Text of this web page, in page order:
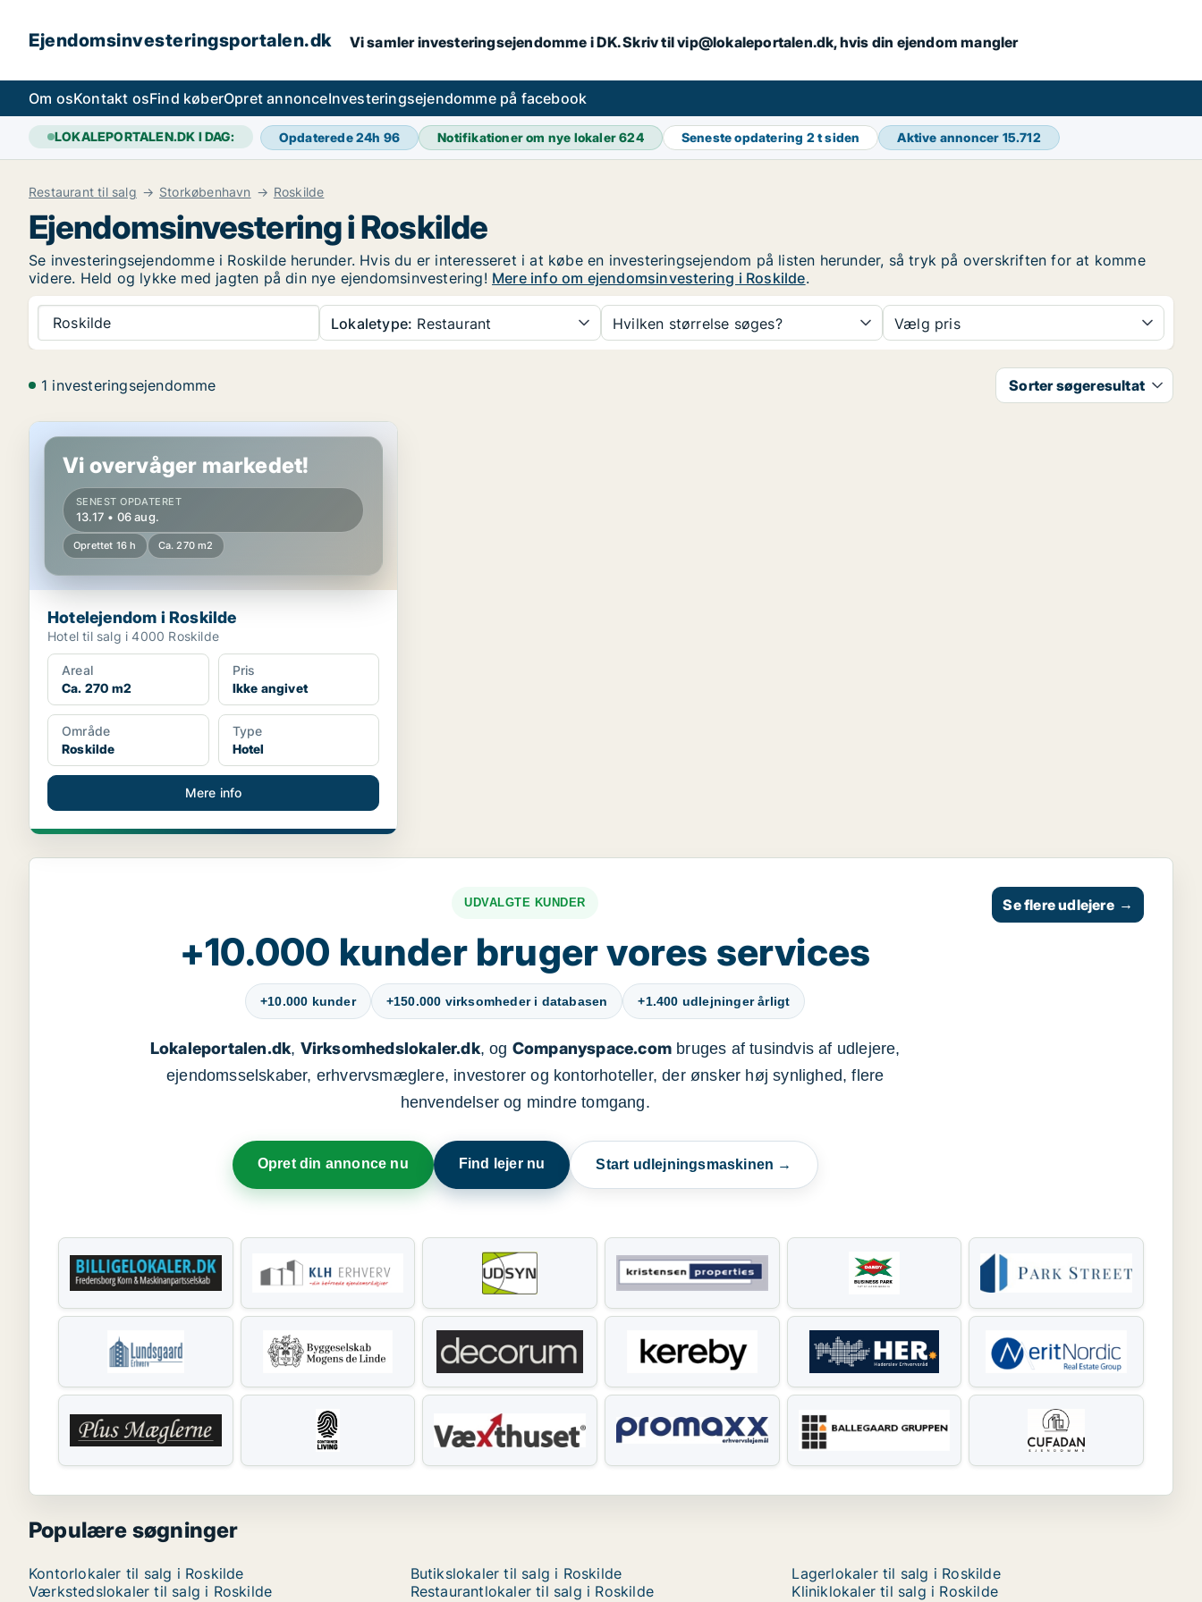
Ejendomsinvesteringsportalen.dk Vi samler investeringsejendomme i DK. Skriv til vip@lokaleportalen.dk, hvis din ejendom mangler
Om osKontakt osFind køberOpret annonceInvesteringsejendomme på facebook
LOKALEPORTALEN.DK I DAG: Opdaterede 24h 96 Notifikationer om nye lokaler624 Seneste opdatering 2 t siden Aktive annoncer 15.712
Restaurant til salg Storkøbenhavn Roskilde
Ejendomsinvestering i Roskilde
Se investeringsejendomme i Roskilde herunder. Hvis du er interesseret i at købe en investeringsejendom på listen herunder, så tryk på overskriften for at komme
videre. Held og lykke med jagten på din nye ejendomsinvestering! Mere info om ejendomsinvestering i Roskilde.
Roskilde Lokaletype: Restaurant Hvilken størrelse søges? Vælg pris
1 investeringsejendomme Sorter søgeresultat
Hotelejendom i Roskilde
Vi overvåger markedet!
SENEST OPDATERET
13.17 • 06 aug.
Oprettet 16 h Ca. 270 m2
Hotelejendom i Roskilde
Hotel til salg i 4000 Roskilde
Areal
Ca. 270 m2
Pris
Ikke angivet
Område
Roskilde
Type
Hotel
Mere info
UDVALGTE KUNDER
+10.000 kunder bruger vores services
+10.000 kunder +150.000 virksomheder i databasen +1.400 udlejninger årligt
Lokaleportalen.dk, Virksomhedslokaler.dk, og Companyspace.combruges af tusindvis af udlejere,
ejendomsselskaber, erhvervsmæglere, investorer og kontorhoteller, der ønsker høj synlighed, flere
henvendelser og mindre tomgang.
Opret din annonce nu Find lejer nu Start udlejningsmaskinen →
Se flere udlejere →
Populære søgninger
Kontorlokaler til salg i Roskilde Butikslokaler til salg i Roskilde
Lagerlokaler til salg i Roskilde
Værkstedslokaler til salg i Roskilde
Restaurantlokaler til salg i Roskilde
Kliniklokaler til salg i Roskilde